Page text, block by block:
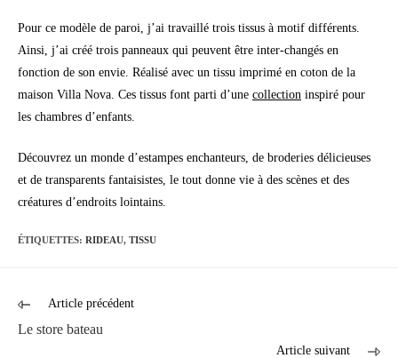
Pour ce modèle de paroi, j’ai travaillé trois tissus à motif différents.
Ainsi, j’ai créé trois panneaux qui peuvent être inter-changés en
fonction de son envie. Réalisé avec un tissu imprimé en coton de la
maison Villa Nova. Ces tissus font parti d’une collection inspiré pour
les chambres d’enfants.
Découvrez un monde d’estampes enchanteurs, de broderies délicieuses
et de transparents fantaisistes, le tout donne vie à des scènes et des
créatures d’endroits lointains.
ÉTIQUETTES: RIDEAU, TISSU
Article précédent
Le store bateau
Article suivant